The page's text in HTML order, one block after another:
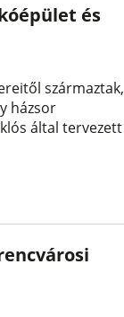
és
származtak,
házsor
által tervezett